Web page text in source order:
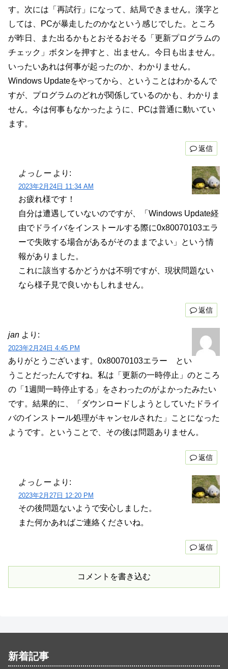
す。次には「再試行」になって、結局できません。漢字と
しては、PCが暴走したのかなという感じでした。ところ
が昨日、また出るかもとおそるおそる「更新プログラムの
チェック」ボタンを押すと、出ません。今日も出ません。
いったいあれは何事が起ったのか、わかりません。
Windows Updateをやってから、ということはわかるんで
すが、プログラムのどれが関係しているのかも、わかりま
せん。今は何事もなかったように、PCは普通に動いてい
ます。
返信
よっしー より:
2023年2月24日 11:34 AM
お疲れ様です！
自分は遭遇していないのですが、「Windows Update経
由でドライバをインストールする際に0x80070103エラ
ーで失敗する場合があるがそのままでよい」という情
報がありました。
これに該当するかどうかは不明ですが、現状問題ない
なら様子見で良いかもしれません。
返信
jan より:
2023年2月24日 4:45 PM
ありがとうございます。0x80070103エラー とい
うことだったんですね。私は「更新の一時停止」のところ
の「1週間一時停止する」をさわったのがよかったみたい
です。結果的に、「ダウンロードしようとしていたドライ
バのインストール処理がキャンセルされた」ことになった
ようです。ということで、その後は問題ありません。
返信
よっしー より:
2023年2月27日 12:20 PM
その後問題ないようで安心しました。
また何かあればご連絡くださいね。
返信
コメントを書き込む
新着記事